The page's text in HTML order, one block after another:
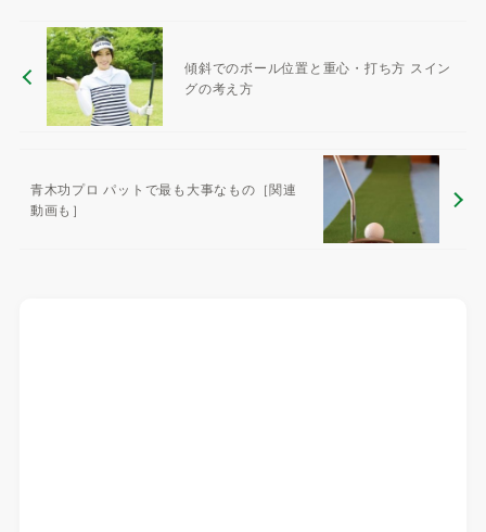
傾斜でのボール位置と重心・打ち方 スイン
グの考え方
青木功プロ パットで最も大事なもの［関連
動画も］